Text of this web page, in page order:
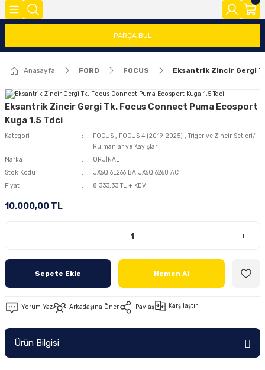
FOCUS
FAR/STOP/AYNA GRUBU
FOCUS 1
FOCUS 2 (2005-2008)
Ön/Arka Takımlar
FİESTA
FİESTA 08>
FİESTA 13 >
FİESTA 2002-2008
COURİER
COURİER 2014-2018
COURİER 2018-2023
COURİER 2023>
CONNECT
CONNECT 2002-2008
CONNECT 2008-2013
CONNECT 2014 >
TRANSİT
TRANSİT 2014-2018
TRANSİT 2018-2023
MODEL Y
2020>
(FMY)
PARÇA BUL
Anasayfa FORD FOCUS Eksantrik Zincir Gergi
Eksantrik Zincir Gergi Tk. Focus Connect Puma Ecosport
Kuga 1.5 Tdci
Kategori FOCUS , FOCUS 4 (2019-2025) , Triger ve Zincir Setleri/
Rulmanlar ve Kayışlar
Marka
ORJİNAL
Stok Kodu
JX6Q 6L266 BA JX6Q 6268 AC
Fiyat
8.333,33 TL + KDV
10.000,00 TL
- +
Sepete Ekle Hemen Al
Yorum Yaz Arkadaşına Öner Paylaş Karşılaştır
Ürün Bilgisi